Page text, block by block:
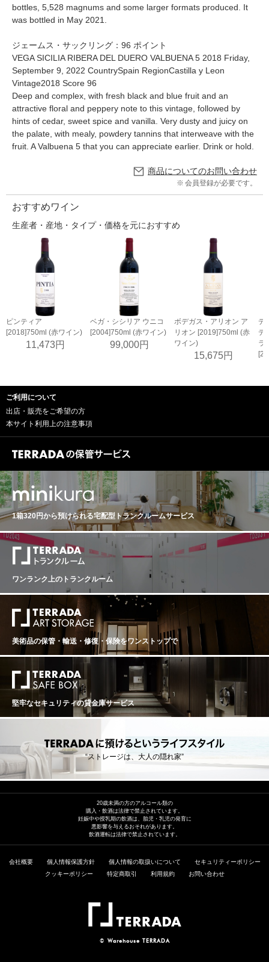
bottles, 5,528 magnums and some larger formats produced. It
was bottled in May 2021.
ジェームス・サックリング：96 ポイント
VEGA SICILIA RIBERA DEL DUERO VALBUENA 5 2018 Friday,
September 9, 2022 CountrySpain RegionCastilla y Leon
Vintage2018 Score 96
Deep and complex, with fresh black and blue fruit and an
attractive floral and peppery note to this vintage, followed by
hints of cedar, sweet spice and vanilla. Very dusty and juicy on
the palate, with mealy, powdery tannins that interweave with the
fruit. A Valbuena 5 that you can appreciate earlier. Drink or hold.
商品についてのお問い合わせ
会員登録が必要です。
おすすめワイン
生産者・産地・タイプ・価格を元におすすめ
ピンティア
[2018]750ml (赤ワイン)
11,473円
ベガ・シシリア ウニコ
[2004]750ml (赤ワイン)
99,000円
ボデガス・アリオン ア
リオン [2019]750ml (赤
ワイン)
15,675円
デ
デ
ラ
ご利用について
出店・販売をご希望の方
本サイト利用上の注意事項
1箱320円から預けられる宅配型トランクルームサービス
ワンランク上のトランクルーム
美術品の保管・輸送・修復・保険をワンストップで
堅牢なセキュリティの貸金庫サービス
“ストレージは、大人の隠れ家”
20歳未満の方のアルコール類の
購入・飲酒は法律で禁止されています。
妊娠中や授乳期の飲酒は、胎児・乳児の発育に
悪影響を与えるおそれがあります。
飲酒運転は法律で禁止されています。
会社概要 個人情報保護方針 個人情報の取扱いについて
セキュリティーポリシー
クッキーポリシー
特定商取引 利用規約 お問い合わせ
© Warehouse TERRADA